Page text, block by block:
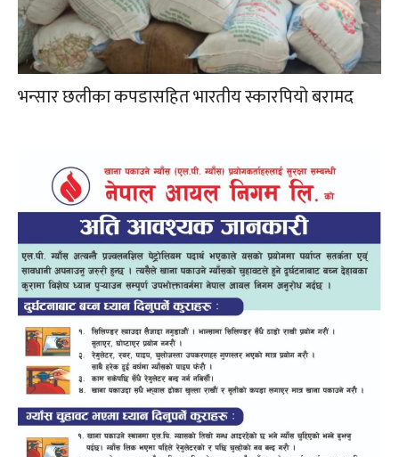
भन्सार छलीका कपडासहित भारतीय स्कारपियो बरामद